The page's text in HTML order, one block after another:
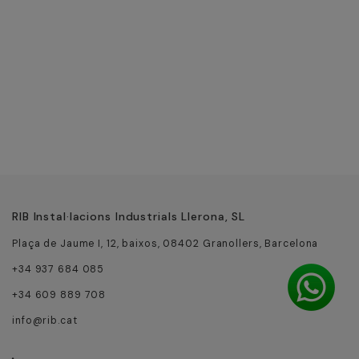
RIB Instal·lacions Industrials Llerona, SL
Plaça de Jaume I, 12, baixos, 08402 Granollers, Barcelona
+34 937 684 085
+34 609 889 708
info@rib.cat